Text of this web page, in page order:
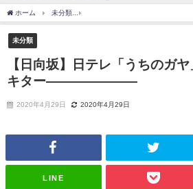
日向坂46まとめのまとめ / 【日向坂46】富田
そう！？
ハ！』ミーグリ日程がこちら
乃木坂あんてな ～乃木坂46・欅坂46・日向
をピックアップ / 日向坂46卒業後初共演！佐々木
林さんと再会した結果･･･【激レアさんを連れてき
欅坂46/日向坂46まとめのまとめ / 『anan』
の時代だと話題に
wwwwwwwwwwww
日向坂46まとめのまとめ / 筒井あやめ、アレ
日向坂46まとめのまとめ / 【日向坂46】富田
ホーム 未分類
未分類
【日向坂】日テレ「うちのガ
キター―――――――
2020年4月29日 2020年4月29日
LINE